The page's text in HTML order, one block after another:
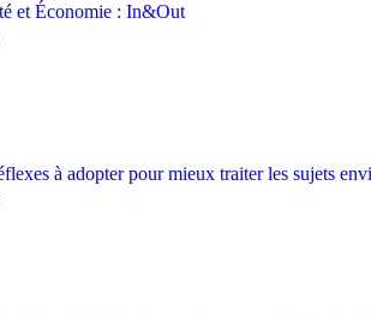
et Économie : In&Out
à adopter pour mieux traiter les sujets